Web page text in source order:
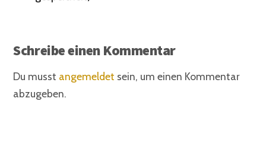
Schreibe einen Kommentar
Du musst angemeldet sein, um einen Kommentar
abzugeben.